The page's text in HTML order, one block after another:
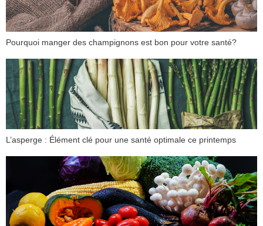
Pourquoi manger des champignons est bon pour votre santé?
L’asperge : Élément clé pour une santé optimale ce printemps